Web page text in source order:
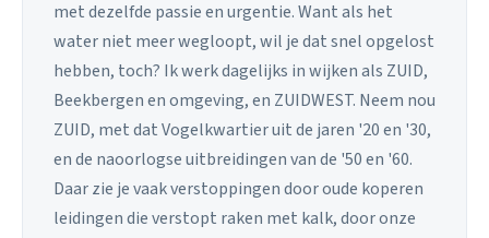
met dezelfde passie en urgentie. Want als het
water niet meer wegloopt, wil je dat snel opgelost
hebben, toch? Ik werk dagelijks in wijken als ZUID,
Beekbergen en omgeving, en ZUIDWEST. Neem nou
ZUID, met dat Vogelkwartier uit de jaren '20 en '30,
en de naoorlogse uitbreidingen van de '50 en '60.
Daar zie je vaak verstoppingen door oude koperen
leidingen die verstopt raken met kalk, door onze